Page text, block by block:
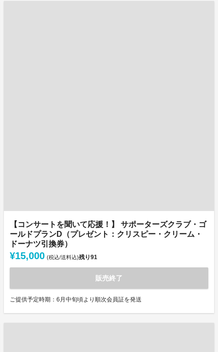
【コンサートを聞いて応援！】 サポーターズクラブ・ゴ
ールドプランD（プレゼント：クリスピー・クリーム・
ドーナツ引換券）
¥15,000 (税込/送料込)残り91
販売終了
ご提供予定時期：6月中旬頃より順次会員証を発送